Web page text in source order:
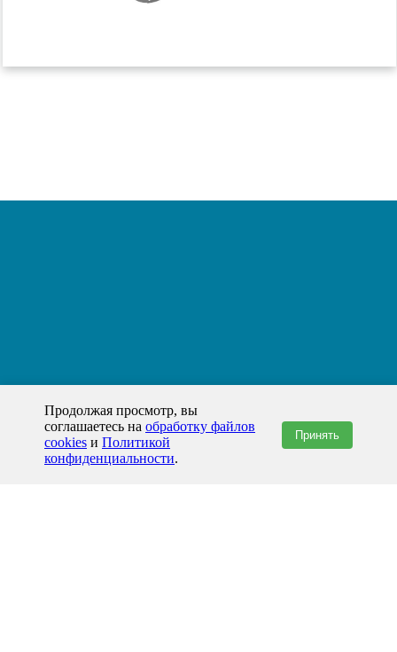
Продолжая просмотр, вы
соглашаетесь на обработку файлов
cookies и Политикой
конфиденциальности.
Принять